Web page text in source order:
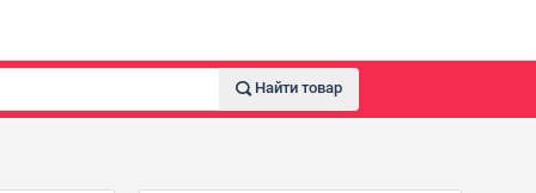
Найти товар